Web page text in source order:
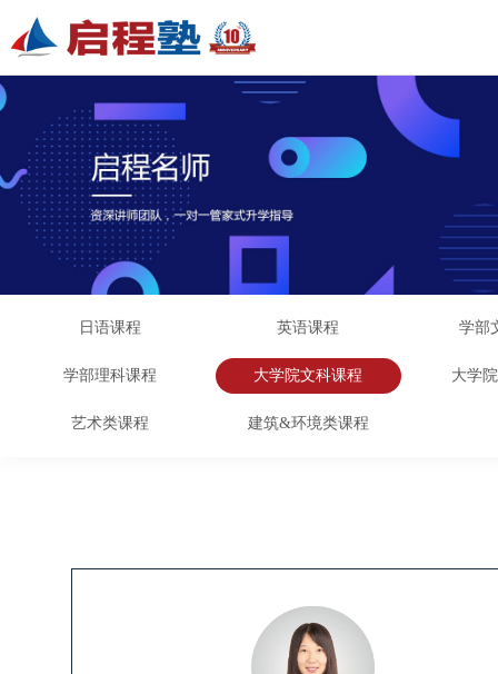
日语课程 英语课程 学部
学部理科课程 大学院文科课程 大学
艺术类课程 建筑&环境类课程